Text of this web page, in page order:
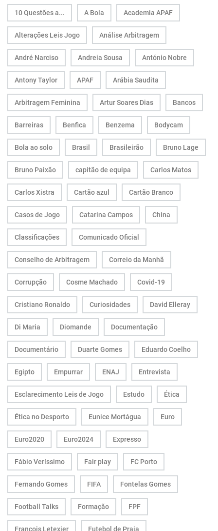
10 Questões a... A Bola Academia APAF
Alterações Leis Jogo Análise Arbitragem
André Narciso Andreia Sousa António Nobre
Antony Taylor APAF Arábia Saudita
Arbitragem Feminina Artur Soares Dias Bancos
Barreiras Benfica Benzema Bodycam
Bola ao solo Brasil Brasileirão Bruno Lage
Bruno Paixão capitão de equipa Carlos Matos
Carlos Xistra Cartão azul Cartão Branco
Casos de Jogo Catarina Campos China
Classificações Comunicado Oficial
Conselho de Arbitragem Correio da Manhã
Corrupção Cosme Machado Covid-19
Cristiano Ronaldo Curiosidades David Elleray
Di Maria Diomande Documentação
Documentário Duarte Gomes Eduardo Coelho
Egipto Empurrar ENAJ Entrevista
Esclarecimento Leis de Jogo Estudo Ética
Ética no Desporto Eunice Mortágua Euro
Euro2020 Euro2024 Expresso
Fábio Veríssimo Fair play FC Porto
Fernando Gomes FIFA Fontelas Gomes
Football Talks Formação FPF
François Letexier Futebol de Praia